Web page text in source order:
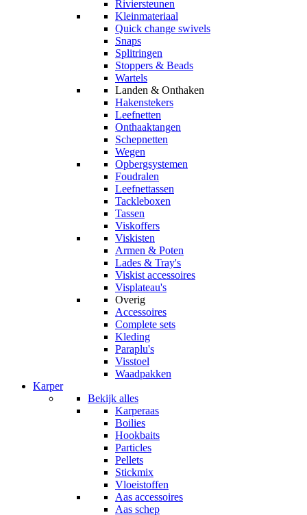
Riviersteunen
Kleinmateriaal
Quick change swivels
Snaps
Splitringen
Stoppers & Beads
Wartels
Landen & Onthaken
Hakenstekers
Leefnetten
Onthaaktangen
Schepnetten
Wegen
Opbergsystemen
Foudralen
Leefnettassen
Tackleboxen
Tassen
Viskoffers
Viskisten
Armen & Poten
Lades & Tray's
Viskist accessoires
Visplateau's
Overig
Accessoires
Complete sets
Kleding
Paraplu's
Visstoel
Waadpakken
Karper
Bekijk alles
Karperaas
Boilies
Hookbaits
Particles
Pellets
Stickmix
Vloeistoffen
Aas accessoires
Aas schep